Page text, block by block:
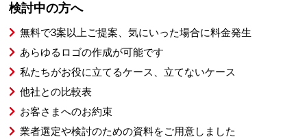
検討中の方へ
無料で3案以上ご提案、気にいった場合に料金発生
あらゆるロゴの作成が可能です
私たちがお役に立てるケース、立てないケース
他社との比較表
お客さまへのお約束
業者選定や検討のための資料をご用意しました